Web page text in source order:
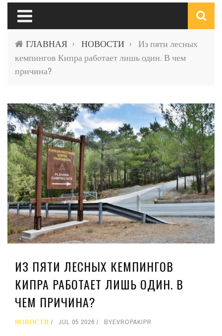
ГЛАВНАЯ › НОВОСТИ ›
Из пяти лесных
кемпингов Кипра работает лишь один. В чем
причина?
ИЗ ПЯТИ ЛЕСНЫХ КЕМПИНГОВ
КИПРА РАБОТАЕТ ЛИШЬ ОДИН. В
ЧЕМ ПРИЧИНА?
НОВОСТИ JUL 05 2026 BYEVROPAKIPR